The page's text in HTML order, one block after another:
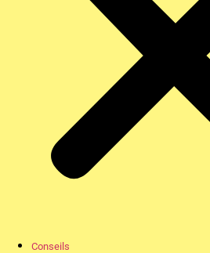
Conseils